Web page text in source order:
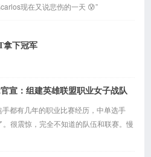
现在又说悲伤的一天 😰”
拿下冠军
宣：组建英雄联盟职业女子战队
都有几年的职业比赛经历，中单选手​
很震惊，完全不知道的队伍和联赛。慢